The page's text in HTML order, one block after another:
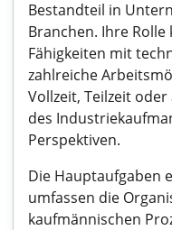
Bestandteil in
Branchen. Ihre
Fähigkeiten mit
zahlreiche
Vollzeit, Teilzeit
des
Perspektiven.
Die Hauptaufgaben
umfassen die
kaufmännischen